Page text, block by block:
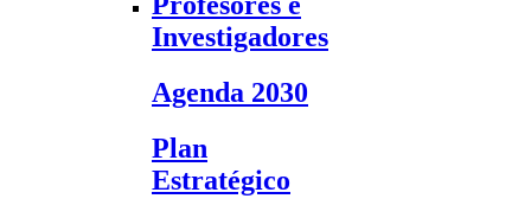
Investigadores
Agenda 2030
Plan
Estratégico